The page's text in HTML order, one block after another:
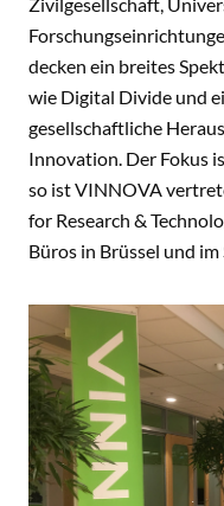
decken ein breites
wie Digital Divide und
gesellschaftliche
Innovation. Der Fokus
so ist VINNOVA
for Research &
Büros in Brüssel und im